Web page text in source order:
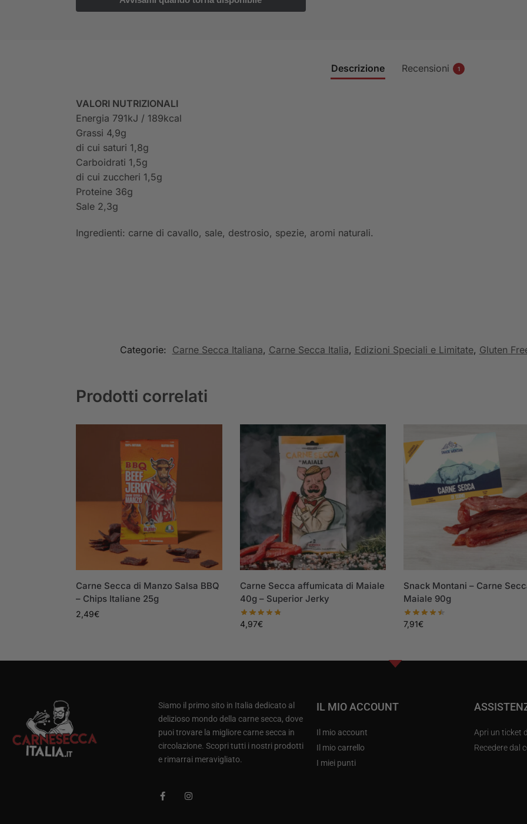
Descrizione Recensioni 1
VALORI NUTRIZIONALI
Energia 791kJ / 189kcal
Grassi 4,9g
di cui saturi 1,8g
Carboidrati 1,5g
di cui zuccheri 1,5g
Proteine 36g
Sale 2,3g
Ingredienti: carne di cavallo, sale, destrosio, spezie, aromi naturali.
Categorie: Carne Secca Italiana, Carne Secca Italia, Edizioni Speciali e Limitate, Gluten
Prodotti correlati
Carne Secca di Manzo Salsa BBQ
– Chips Italiane 25g
2,49€
Carne Secca affumicata di Maiale
40g – Superior Jerky
4,97€
Snack Montani – Carne
Maiale 90g
7,91€
Siamo il primo sito in Italia dedicato al
delizioso mondo della carne secca, dove
puoi trovare la migliore carne secca in
circolazione. Scopri tutti i nostri prodotti
e rimarrai meravigliato.
IL MIO ACCOUNT
Il mio account
Il mio carrello
I miei punti
Apri un ticket
Recedere dal